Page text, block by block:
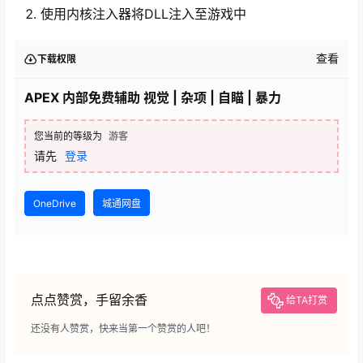
使用内核注入器将DLL注入至游戏中
下载权限 查看
APEX 内部免费辅助 视觉 | 杂项 | 自瞄 | 暴力
您当前的等级为 游客
请先 登录
OneDrive 城通网盘
点点赞赏，手留余香 给TA打赏
还没有人赞赏，快来当第一个赞赏的人吧！